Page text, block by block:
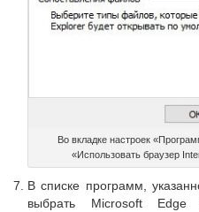
Во вкладке настроек
«Использовать браузер
В списке программ,
выбрать Microsoft